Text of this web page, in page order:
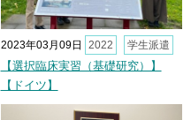
2023年03月09日 2022 学生派遣
【選択臨床実習（基礎研究）】
【ドイツ】